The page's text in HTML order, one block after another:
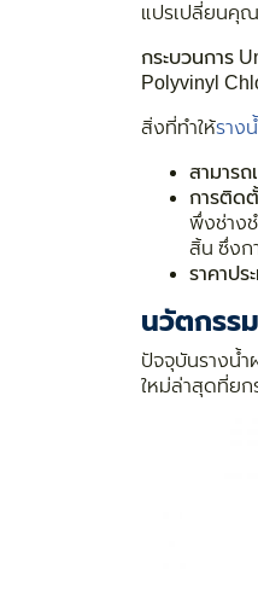
แปรเปลี่ยนคุณ
กระบวนการ
Polyvinyl
สิ่งที่ทำให้ราง
สามารถ
การติดตั้
พึ่งช่าง
สิ้น ซึ่งก
ราคาปร
นวัตกรร
ปัจจุบันรางน้
ใหม่ล่าสุดที่ยก